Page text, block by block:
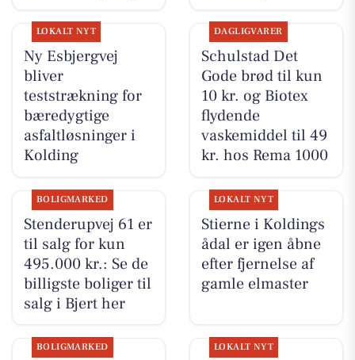
LOKALT NYT
Ny Esbjergvej
bliver
teststrækning for
bæredygtige
asfaltløsninger i
Kolding
DAGLIGVARER
Schulstad Det
Gode brød til kun
10 kr. og Biotex
flydende
vaskemiddel til 49
kr. hos Rema 1000
BOLIGMARKED
Stenderupvej 61 er
til salg for kun
495.000 kr.: Se de
billigste boliger til
salg i Bjert her
LOKALT NYT
Stierne i Koldings
ådal er igen åbne
efter fjernelse af
gamle elmaster
BOLIGMARKED LOKALT NYT